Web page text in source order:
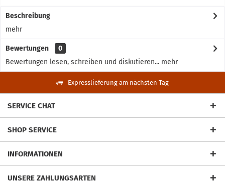
Beschreibung
mehr
Bewertungen
0
Bewertungen lesen, schreiben und diskutieren... mehr
Expresslieferung am nächsten Tag
SERVICE CHAT
SHOP SERVICE
INFORMATIONEN
UNSERE ZAHLUNGSARTEN